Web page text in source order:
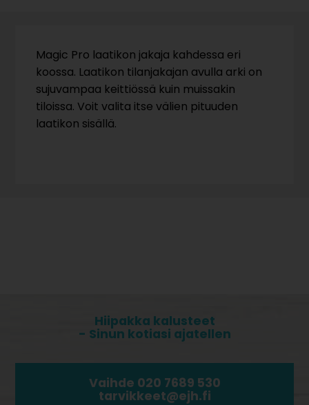
Magic Pro laatikon jakaja kahdessa eri
koossa. Laatikon tilanjakajan avulla arki on
sujuvampaa keittiössä kuin muissakin
tiloissa. Voit valita itse välien pituuden
laatikon sisällä.
Hiipakka kalusteet
- Sinun kotiasi ajatellen
Vaihde 020 7689 530
tarvikkeet@ejh.fi